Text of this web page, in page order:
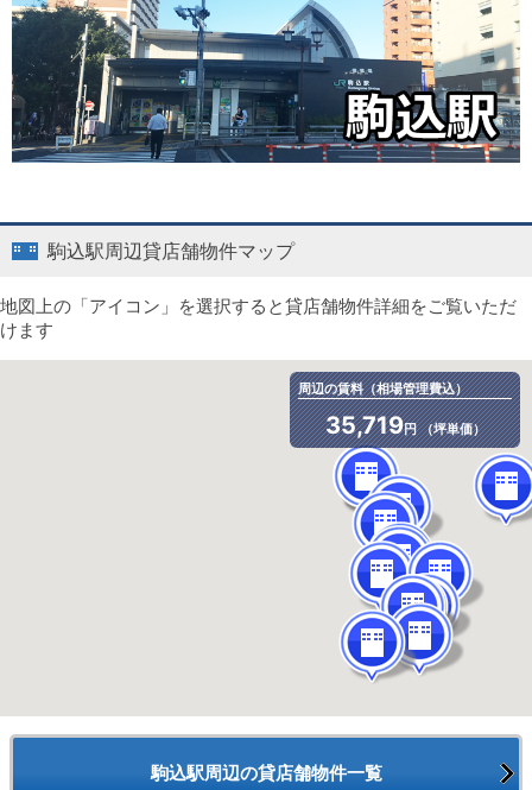
駒込駅周辺貸店舗物件マップ
地図上の「アイコン」を選択すると貸店舗物件詳細をご覧いただ
けます
周辺の賃料（相場管理費込）
35,719円 （坪単価）
駒込駅周辺の貸店舗物件一覧